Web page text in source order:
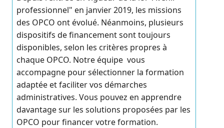
professionnel" en janvier 2019, les missions
des OPCO ont évolué. Néanmoins, plusieurs
dispositifs de financement sont toujours
disponibles, selon les critères propres à
chaque OPCO. Notre équipe vous
accompagne pour sélectionner la formation
adaptée et faciliter vos démarches
administratives. Vous pouvez en apprendre
davantage sur les solutions proposées par les
OPCO pour financer votre formation.